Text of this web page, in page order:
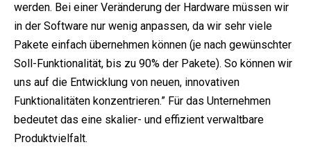
werden. Bei einer Veränderung der Hardware müssen wir
in der Software nur wenig anpassen, da wir sehr viele
Pakete einfach übernehmen können (je nach gewünschter
Soll-Funktionalität, bis zu 90% der Pakete). So können wir
uns auf die Entwicklung von neuen, innovativen
Funktionalitäten konzentrieren.” Für das Unternehmen
bedeutet das eine skalier- und effizient verwaltbare
Produktvielfalt.